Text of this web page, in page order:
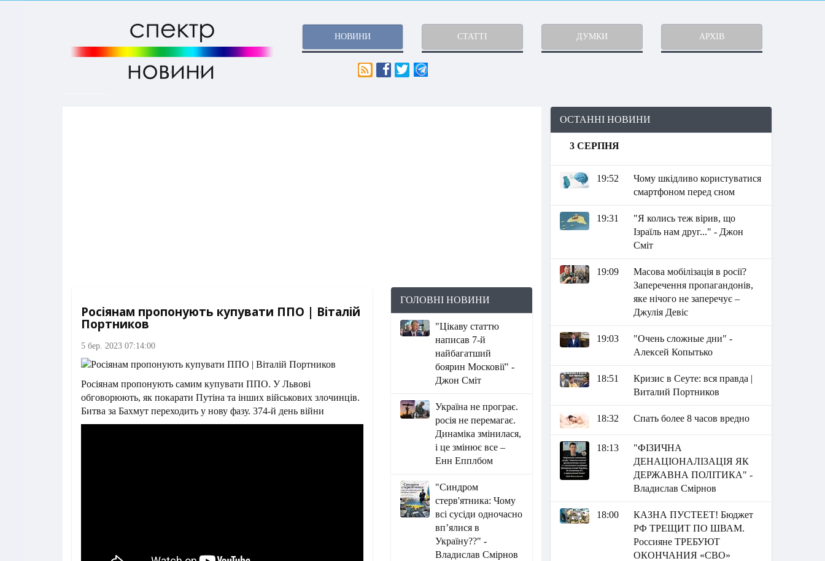
НОВИНИ СТАТТІ ДУМКИ АРХІВ
Росіянам пропонують купувати ППО | Віталій
Портников
5 бер. 2023 07:14:00
Росіянам пропонують самим купувати ППО. У Львові
обговорюють, як покарати Путіна та інших військових злочинців.
Битва за Бахмут переходить у нову фазу. 374-й день війни
ГОЛОВНІ НОВИНИ
"Цікаву статтю
написав 7-й
найбагатший
боярин Московії" -
Джон Сміт
Україна не програє.
росія не перемагає.
Динаміка змінилася,
і це змінює все –
Енн Епплбом
"Синдром
стерв'ятника: Чому
всі сусіди одночасно
вп’ялися в
Україну??" -
Владислав Смірнов
ОСТАННІ НОВИНИ
3 СЕРПНЯ
19:52
Чому шкідливо користуватися
смартфоном перед сном
19:31
"Я колись теж вірив, що
Ізраїль нам друг..." - Джон
Сміт
19:09
Масова мобілізація в росії?
Заперечення пропагандонів,
яке нічого не заперечує –
Джулія Девіс
19:03
"Очень сложные дни" -
Алексей Копытько
18:51
Кризис в Сеуте: вся правда |
Виталий Портников
18:32 Спать более 8 часов вредно
18:13
"ФІЗИЧНА
ДЕНАЦІОНАЛІЗАЦІЯ ЯК
ДЕРЖАВНА ПОЛІТИКА" -
Владислав Смірнов
18:00
КАЗНА ПУСТЕЕТ! Бюджет
РФ ТРЕЩИТ ПО ШВАМ.
Россияне ТРЕБУЮТ
ОКОНЧАНИЯ «СВО»